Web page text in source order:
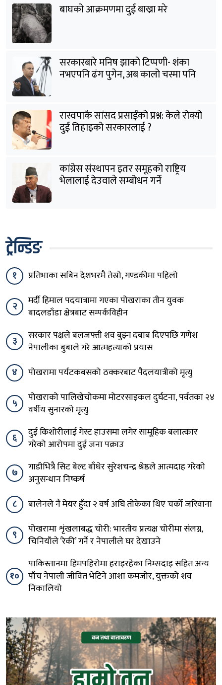
बाघको आक्रमणमा दुई बाख्रा मरे
सरकारबारे मनिष झाको टिप्पणी- शंका
नभएपनि ढंग पुगेन, अब कालो चस्मा पनि
रास्वपाकै सांसद प्रसाईंको प्रश्न: केले रोक्यो
दुई तिहाइको सरकारलाई ?
कांग्रेस संस्थापन इतर समूहको राष्ट्रिय
भेलालाई देउवाले सम्बोधन गर्ने
ट्रेन्डिङ
१ प्रतिभाका सबिन देशभरमै तेस्रो, गण्डकीमा पहिलो
२
मर्दी हिमाल पदयात्रामा गएका पोखराका तीन युवक
बादलडाँडा क्षेत्रबाट सम्पर्कविहीन
३
सरकार पक्षले बलजफ्ती शव बुझ्न दबाब दिएपछि गणेश
नेपालीका बुबाले गरे आत्महत्याको प्रयास
४
पोखरामा पर्यटकबसको ठक्करबाट पैदलयात्रीको मृत्यु
५
पोखराको पालिखेचोकमा मोटरसाइकल दुर्घटना, पर्वतका २४
वर्षीय सुनारको मृत्यु
६
दुई किशोरीलाई गेस्ट हाउसमा लगेर सामूहिक बलात्कार
गरेको आरोपमा दुई जना पक्राउ
७
गाडीभित्रै सिट बेल्ट बाँधेर सुरेशचन्द्र श्रेष्ठले आत्मदाह गरेको
अनुसन्धान निष्कर्ष
८
बालेनले नै मेयर हुँदा २ वर्ष अघि तोकेका थिए चर्को जरिवाना
९
पोखरामा शृंखलाबद्ध चोरी: भारतीय प्रत्यक्ष चोरीमा संलग्न,
चिनियाँले ‘रेकी’ गर्ने र नेपालीले घर देखाउने
१०
पाकिस्तानमा हिमपहिरोमा हराइरहेका निम्सदाइ सहित अन्य
पाँच नेपाली जीवित भेटिने आशा कमजोर, युक्तको शव
निकालियो